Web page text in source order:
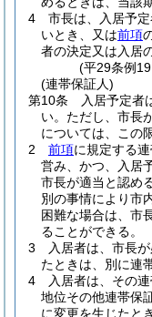
4
市長は、入居予
いとき、又は前項
者の決定又は入居
(平29条例
(連帯保証人)
第10条
入居予定者
い。 ただし、市長
については、この
2
前項に規定する
営み、かつ、入居
市長が適当と認め
別の事情により市
困難な場合は、市
ることができる。
3
入居者は、市長
たときは、別に連
4
入居者は、その
地位その他連帯保
に変更を生じたと